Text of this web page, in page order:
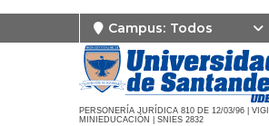
Campus: Todos
PERSONERÍA JURÍDICA 810 DE 12/03/96 |
MINIEDUCACIÓN | SNIES 2832